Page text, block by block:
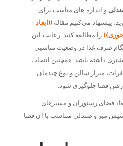
و اندازه های مناسب برای
پیشنهاد می‌کنیم مقاله ((ابعاد
را مطالعه کنید. رعایت این
صرف غذا در وضعیت مناسبی
داشته باشد. همچنین انتخاب
نفرات، متراژ سالن و نوع چیدمان
رفتن فضا جلوگیری شود.
فضای رستوران و مسیرهای
سپس میز و صندلی متناسب با آن فضا